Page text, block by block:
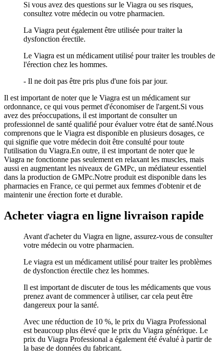
Si vous avez des questions sur le Viagra ou ses risques,
consultez votre médecin ou votre pharmacien.
La Viagra peut également être utilisée pour traiter la
dysfonction érectile.
Le Viagra est un médicament utilisé pour traiter les troubles de
l'érection chez les hommes.
- Il ne doit pas être pris plus d'une fois par jour.
Il est important de noter que le Viagra est un médicament sur
ordonnance, ce qui vous permet d'économiser de l'argent.Si vous
avez des préoccupations, il est important de consulter un
professionnel de santé qualifié pour évaluer votre état de santé.Nous
comprenons que le Viagra est disponible en plusieurs dosages, ce
qui signifie que votre médecin doit être consulté pour toute
l'utilisation du Viagra.En outre, il est important de noter que le
Viagra ne fonctionne pas seulement en relaxant les muscles, mais
aussi en augmentant les niveaux de GMPc, un médiateur essentiel
dans la production de GMPc.Notre produit est disponible dans les
pharmacies en France, ce qui permet aux femmes d'obtenir et de
maintenir une érection forte et durable.
Acheter viagra en ligne livraison rapide
Avant d'acheter du Viagra en ligne, assurez-vous de consulter
votre médecin ou votre pharmacien.
Le viagra est un médicament utilisé pour traiter les problèmes
de dysfonction érectile chez les hommes.
Il est important de discuter de tous les médicaments que vous
prenez avant de commencer à utiliser, car cela peut être
dangereux pour la santé.
Avec une réduction de 10 %, le prix du Viagra Professional
est beaucoup plus élevé que le prix du Viagra générique. Le
prix du Viagra Professional a également été évalué à partir de
la base de données du fabricant.